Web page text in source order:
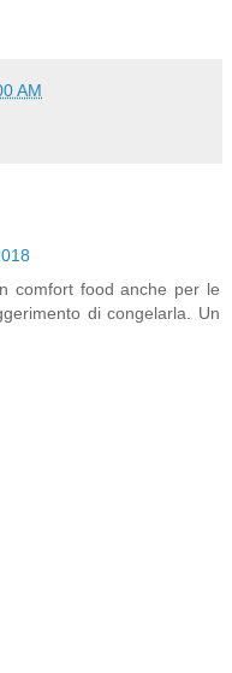
AM
comfort food anche per le
di congelarla. Un